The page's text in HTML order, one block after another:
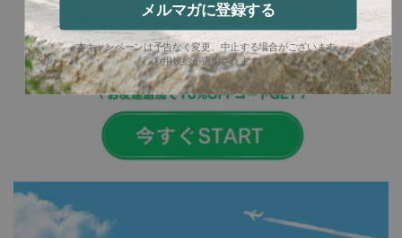
メルマガに登録する
※本キャンペーンは予告なく変更、中止する場合がございます。
※利用規約が適用されます。